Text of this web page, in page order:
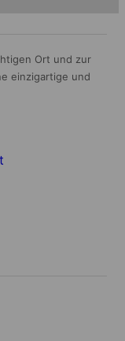
Ort und zur
einzigartige und